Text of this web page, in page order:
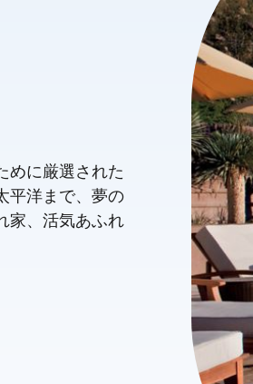
めに厳選された
平洋まで、夢の
家、活気あふれ